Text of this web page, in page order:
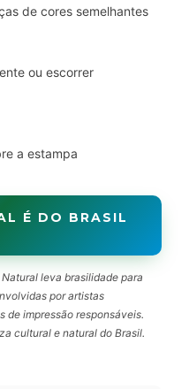
de cores semelhantes
ou escorrer
a estampa
É DO BRASIL
leva brasilidade para
por artistas
de impressão responsáveis.
cultural e natural do Brasil.